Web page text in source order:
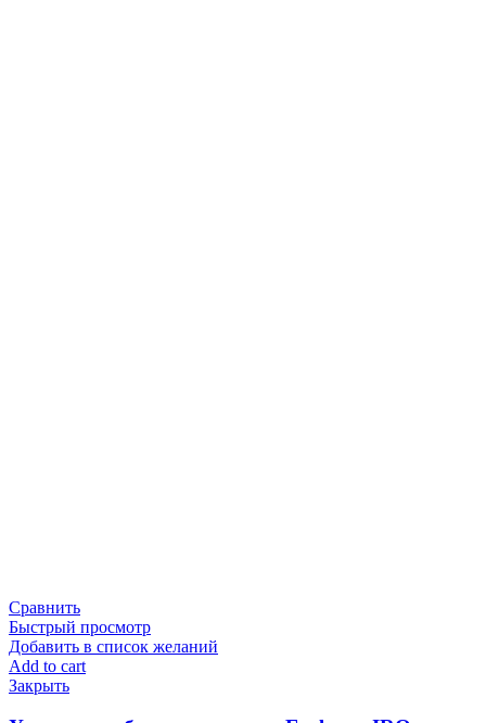
Сравнить
Быстрый просмотр
Добавить в список желаний
Add to cart
Закрыть